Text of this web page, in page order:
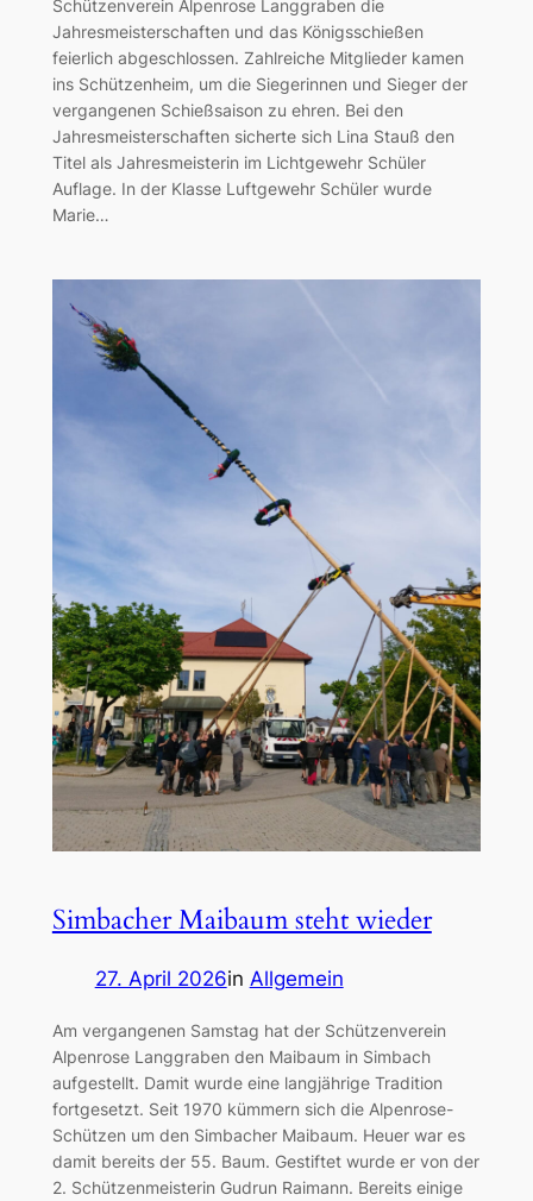
Schützenverein Alpenrose Langgraben die
Jahresmeisterschaften und das Königsschießen
feierlich abgeschlossen. Zahlreiche Mitglieder kamen
ins Schützenheim, um die Siegerinnen und Sieger der
vergangenen Schießsaison zu ehren. Bei den
Jahresmeisterschaften sicherte sich Lina Stauß den
Titel als Jahresmeisterin im Lichtgewehr Schüler
Auflage. In der Klasse Luftgewehr Schüler wurde
Marie…
Simbacher Maibaum steht wieder
27. April 2026in Allgemein
Am vergangenen Samstag hat der Schützenverein
Alpenrose Langgraben den Maibaum in Simbach
aufgestellt. Damit wurde eine langjährige Tradition
fortgesetzt. Seit 1970 kümmern sich die Alpenrose-
Schützen um den Simbacher Maibaum. Heuer war es
damit bereits der 55. Baum. Gestiftet wurde er von der
2. Schützenmeisterin Gudrun Raimann. Bereits einige